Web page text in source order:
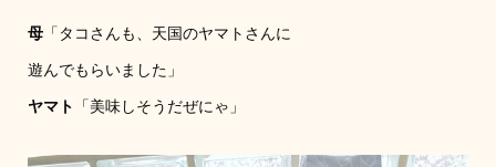
母「タコさんも、天国のヤマトさんに
遊んでもらいました」
ヤマト 「美味しそうだぜにゃ」